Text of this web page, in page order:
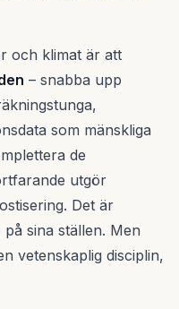
och klimat är att
– snabba upp
som mänskliga
de
utgör
Det är
sina ställen. Men
vetenskaplig disciplin,